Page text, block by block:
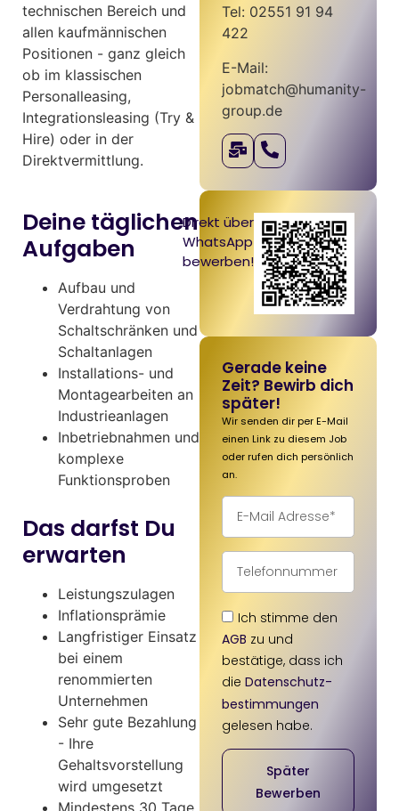
technischen Bereich und
allen kaufmännischen
Positionen - ganz gleich
ob im klassischen
Personalleasing,
Integrationsleasing (Try &
Hire) oder in der
Direktvermittlung.
Deine täglichen
Aufgaben
Aufbau und
Verdrahtung von
Schaltschränken und
Schaltanlagen
Installations- und
Montagearbeiten an
Industrieanlagen
Inbetriebnahmen und
komplexe
Funktionsproben
Das darfst Du
erwarten
Leistungszulagen
Inflationsprämie
Langfristiger Einsatz
bei einem
renommierten
Unternehmen
Sehr gute Bezahlung
- Ihre
Gehaltsvorstellung
wird umgesetzt
Mindestens 30 Tage
Tel: 02551 91 94
422
E-Mail:
jobmatch@humanity-
group.de
Direkt über
WhatsApp
bewerben!
Gerade keine
Zeit? Bewirb dich
später!
Wir senden dir per E-Mail
einen Link zu diesem Job
oder rufen dich persönlich
an.
Ich stimme den
AGB zu und
bestätige, dass ich
die Datenschutz­
bestimmungen
gelesen habe.
Später
Bewerben